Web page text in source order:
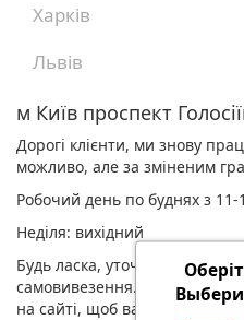
Харків
Львів
м Київ проспект
Дорогі клієнти, ми знову
можливо, але за зміненим
Робочий день по буднях з 11-
Неділя: вихідний
Будь ласка, уточнюйте
самовивезення. Також
на сайті, щоб ваш товар був